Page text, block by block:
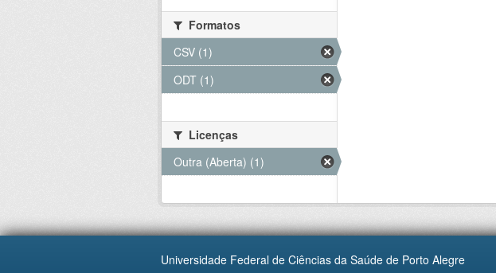
Formatos
CSV (1)
ODT (1)
Licenças
Outra (Aberta) (1)
Universidade Federal de Ciências da Saúde de Porto Alegre